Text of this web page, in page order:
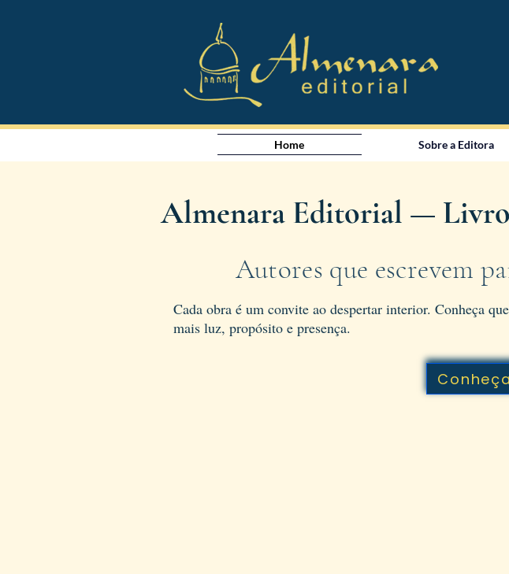
Home Sobre a Editora
Almenara Editorial —
Autores que escrevem
Cada obra é um convite ao despertar interior. Conheça
mais luz, propósito e presença.